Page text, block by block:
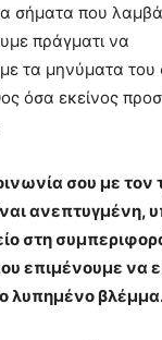
σήματα που
πράγματι να
τα μηνύματα
όσα εκείνος
σου με τον
ανεπτυγμένη,
στη
επιμένουμε να
λυπημένο